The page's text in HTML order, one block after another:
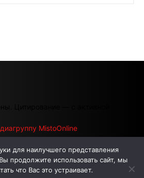
Цитирование — с активной
MistoOnline
АВТОРЫ РЕКЛАМА НА САЙТЕ
для наилучшего представления
продолжите использовать сайт, мы
что Вас это устраивает.